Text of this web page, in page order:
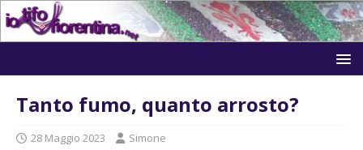
Tanto fumo, quanto arrosto?
28 Maggio 2023 Simone